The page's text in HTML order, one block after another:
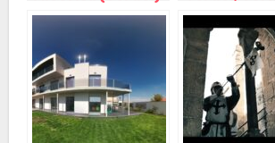
– Mortal Room,
Teruel